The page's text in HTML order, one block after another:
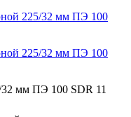
32 мм ПЭ 100 SDR 11